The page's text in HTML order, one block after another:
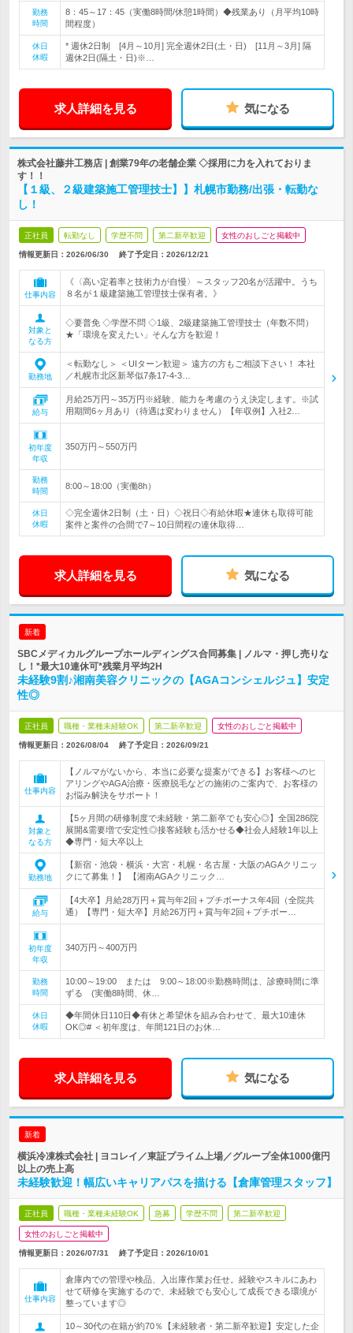
勤務
時間
8：45～17：45（実働8時間/休憩1時間）◆残業あり（月平均10時
間程度）
休日
休暇
* 週休2日制 [4月～10月] 完全週休2日(土・日) [11月～3月] 隔
週休2日(隔土・日)※…
求人詳細を見る 気になる
株式会社藤井工務店 | 創業79年の老舗企業 ◇採用に力を入れておりま
す！！
【１級、２級建築施工管理技士】】札幌市勤務/出張・転勤な
し！
正社員 転勤なし 学歴不問 第二新卒歓迎 女性のおしごと掲載中
情報更新日：2026/06/30 終了予定日： 2026/12/21
仕事内容
《〈高い定着率と技術力が自慢〉～スタッフ20名が活躍中。うち
８名が１級建築施工管理技士保有者。》
対象と
なる方
◇要普免 ◇学歴不問 ◇1級、2級建築施工管理技士（年数不問）
★「環境を変えたい」そんな方を歓迎！
勤務地
＜転勤なし＞ ＜UIターン歓迎＞ 遠方の方もご相談下さい！ 本社
／札幌市北区新琴似7条17-4-3…
給与
月給25万円～35万円※経験、能力を考慮のうえ決定します。※試
用期間6ヶ月あり（待遇は変わりません）【年収例】入社2…
初年度
年収
350万円～550万円
勤務
時間
8:00～18:00（実働8h）
休日
休暇
◇完全週休2日制（土・日）◇祝日◇有給休暇★連休も取得可能
案件と案件の合間で7～10日間程の連休取得…
求人詳細を見る 気になる
新着
SBCメディカルグループホールディングス合同募集 | ノルマ・押し売りな
し！*最大10連休可*残業月平均2H
未経験9割♪湘南美容クリニックの【AGAコンシェルジュ】安定
性◎
正社員 職種・業種未経験OK 第二新卒歓迎 女性のおしごと掲載中
情報更新日：2026/08/04 終了予定日： 2026/09/21
仕事内容
【ノルマがないから、本当に必要な提案ができる】お客様へのヒ
アリングやAGA治療・医療脱毛などの施術のご案内で、お客様の
お悩み解決をサポート！
対象と
なる方
【5ヶ月間の研修制度で未経験・第二新卒でも安心◎】全国286院
展開&需要増で安定性◎接客経験も活かせる◆社会人経験1年以上
◆専門・短大卒以上
勤務地
【新宿・池袋・横浜・大宮・札幌・名古屋・大阪のAGAクリニッ
クにて募集！】 【湘南AGAクリニック…
給与
【4大卒】月給28万円＋賞与年2回＋プチボーナス年4回（全院共
通）【専門・短大卒】月給26万円＋賞与年2回＋プチボー…
初年度
年収
340万円～400万円
勤務
時間
10:00～19:00 または 9:00～18:00※勤務時間は、診療時間に準
ずる (実働8時間、休…
休日
休暇
◆年間休日110日◆有休と希望休を組み合わせて、最大10連休
OK◎# ＜初年度は、年間121日のお休…
求人詳細を見る 気になる
新着
横浜冷凍株式会社 | ヨコレイ／東証プライム上場／グループ全体1000億円
以上の売上高
未経験歓迎！幅広いキャリアパスを描ける【倉庫管理スタッフ】
正社員 職種・業種未経験OK 急募 学歴不問 第二新卒歓迎
女性のおしごと掲載中
情報更新日：2026/07/31 終了予定日： 2026/10/01
仕事内容
倉庫内での管理や検品、入出庫作業お任せ。経験やスキルにあわ
せて研修を実施するので、未経験でも安心して成長できる環境が
整っています◎
10～30代の在籍が約70％【未経験者・第二新卒歓迎】安定した企